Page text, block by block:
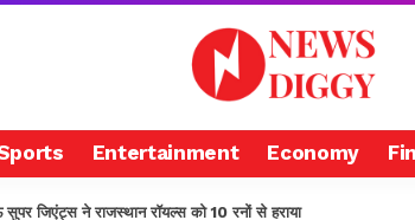
Entertainment Economy
जिएंट्स ने राजस्थान रॉयल्स को 10 रनों से हराया